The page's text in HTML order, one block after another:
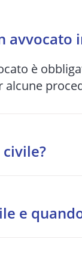
avvocato
è
alcune
e